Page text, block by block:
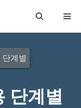
메
계별
단계별